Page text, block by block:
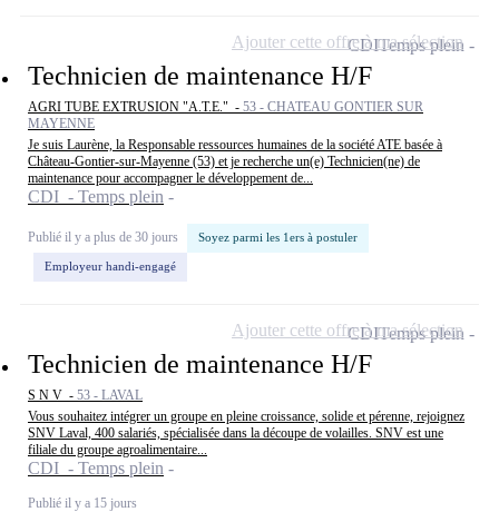
Technicien de maintenance H/F
AGRI TUBE EXTRUSION "A.T.E." - 53 - CHATEAU GONTIER SUR
MAYENNE
Je suis Laurène, la Responsable ressources humaines de la société ATE basée à
Château-Gontier-sur-Mayenne (53) et je recherche un(e) Technicien(ne) de
maintenance pour accompagner le développement de...
CDI - Temps plein
Publié il y a plus de 30 jours Soyez parmi les 1ers à postuler
Employeur handi-engagé
CDITemps plein
Ajouter cette offre à ma sélection
Technicien de maintenance H/F
S N V - 53 - LAVAL
Vous souhaitez intégrer un groupe en pleine croissance, solide et pérenne, rejoignez
SNV Laval, 400 salariés, spécialisée dans la découpe de volailles. SNV est une
filiale du groupe agroalimentaire...
CDI - Temps plein
Publié il y a 15 jours
CDITemps plein
Ajouter cette offre à ma sélection